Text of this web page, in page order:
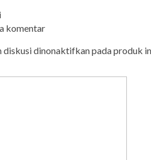
komentar
dinonaktifkan pada produk ini.